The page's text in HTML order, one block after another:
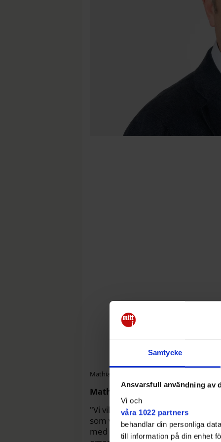
Samtycke
Ansvarsfull användning av
Vi och
våra 1022 partners
behandlar din personliga
till information på din enhet
Mathias Bohman (S).
Mathias Bohman (S):
"Vi vill att region Stockholm
som vill se närakuten öppna
med Socialdemokraterna i